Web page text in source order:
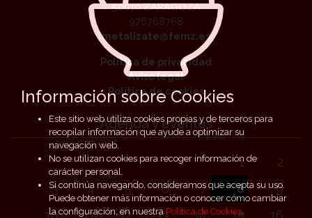
50010 ZARAGOZA
976768768
metalizate@femz.es
Política de privacidad
Aviso legal
Política de cookies
Agenda y eventos
1
2
3
4 5 6 7 8
9
Información sobre Cookies
Este sitio web utiliza cookies propias y de terceros para
recopilar información que ayude a optimizar su
navegación web.
No se utilizan cookies para recoger información de
carácter personal.
Si continúa navegando, consideramos que acepta su uso.
Puede obtener más información o conocer cómo cambiar
la configuración, en nuestraPolítica de Cookies.